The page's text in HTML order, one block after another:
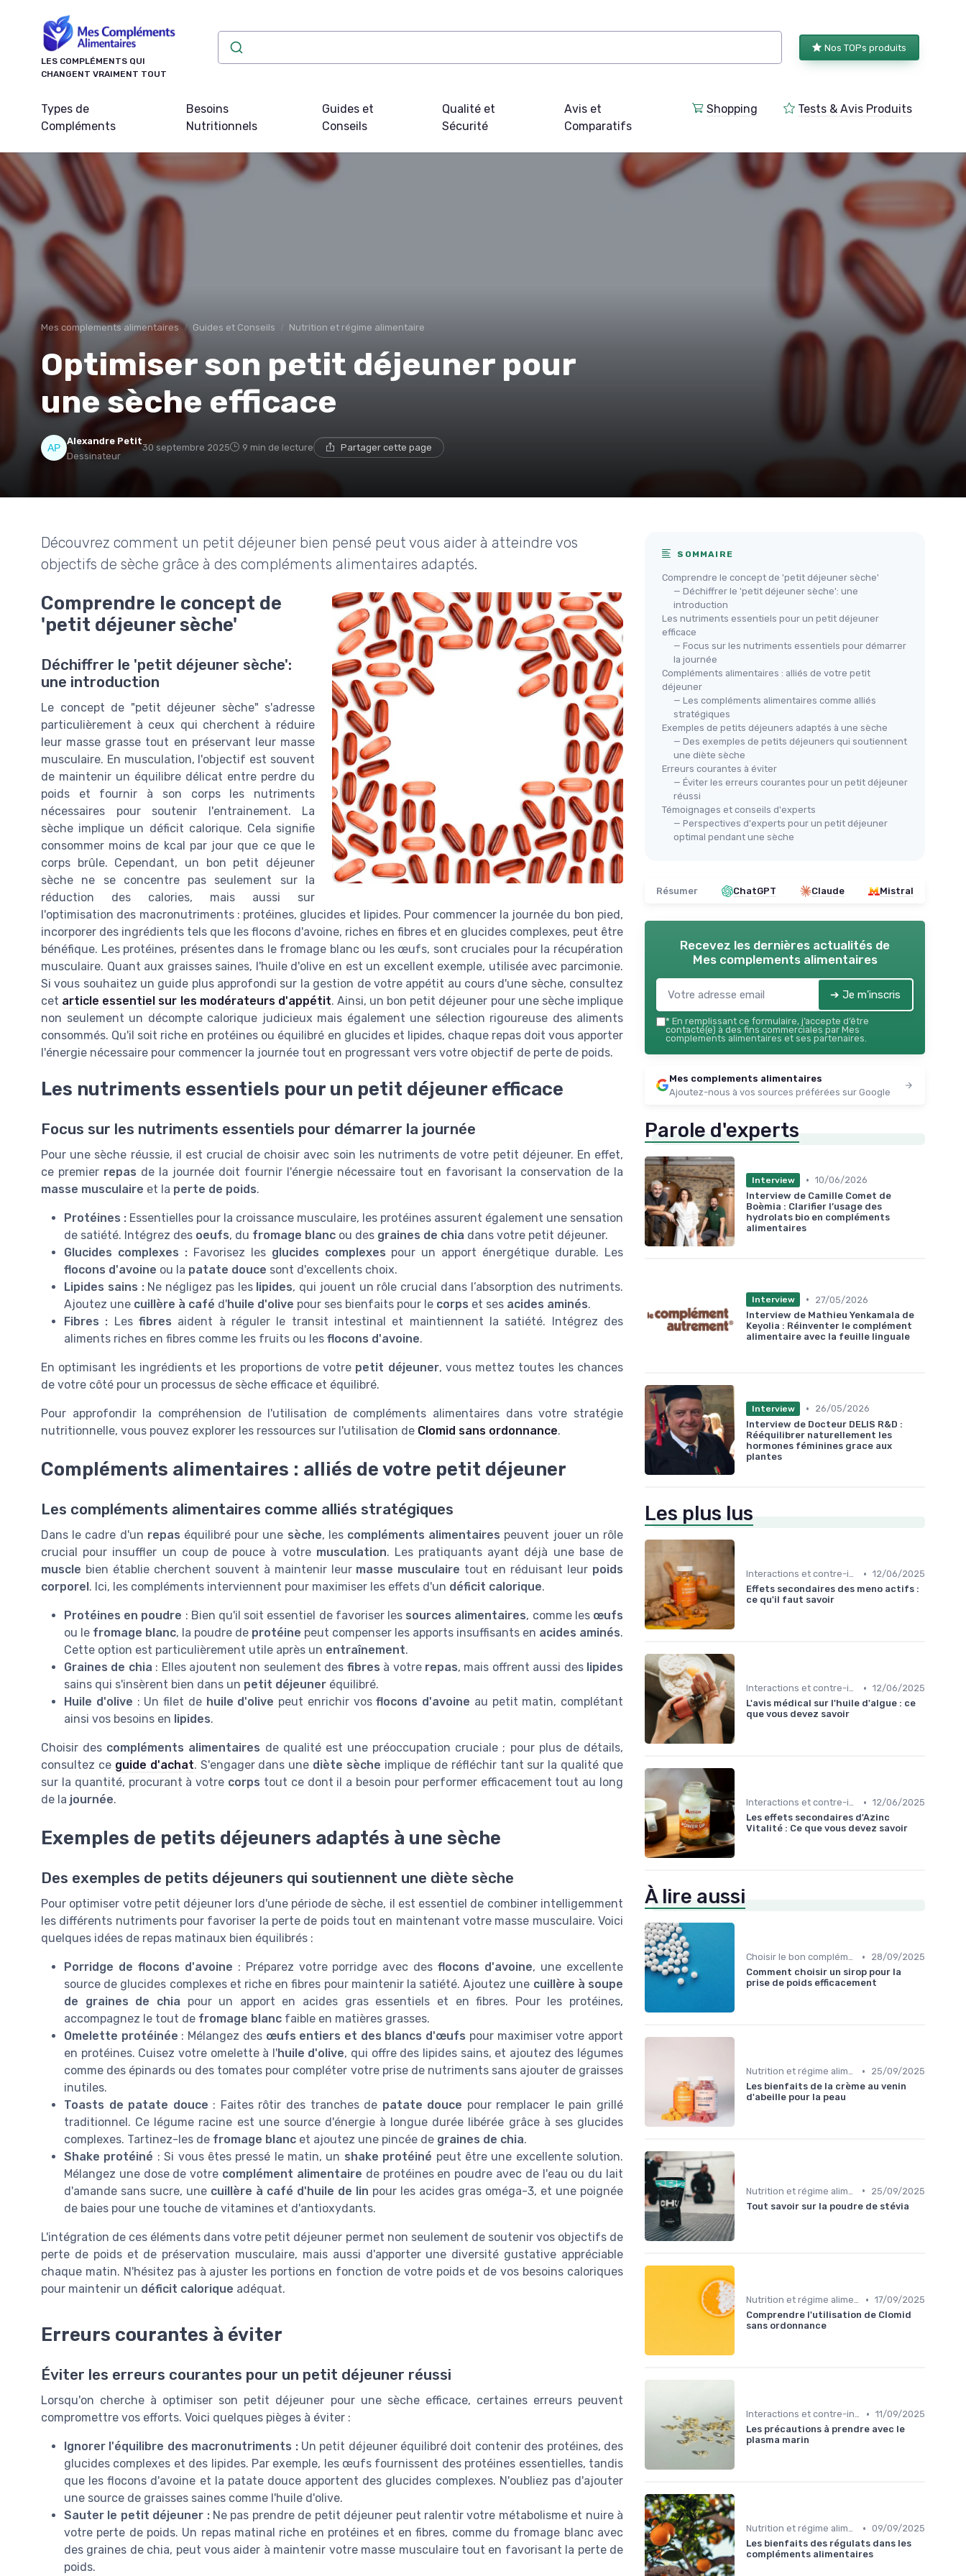
LES COMPLÉMENTS QUI
CHANGENT VRAIMENT TOUT
Nos TOPs produits
Types de
Compléments
Besoins
Nutritionnels
Guides et
Conseils
Qualité et
Sécurité
Avis et
Comparatifs
Shopping Tests & Avis Produits
Mes complements alimentaires Guides et Conseils Nutrition et régime alimentaire
Optimiser son petit déjeuner pour
une sèche efficace
Alexandre Petit
Dessinateur
30 septembre 2025 9 min de lecture Partager cette page
Découvrez comment un petit déjeuner bien pensé peut vous aider à atteindre vos
objectifs de sèche grâce à des compléments alimentaires adaptés.
Comprendre le concept de
'petit déjeuner sèche'
Déchiffrer le 'petit déjeuner sèche':
une introduction
Le concept de "petit déjeuner sèche" s'adresse
particulièrement à ceux qui cherchent à réduire
leur masse grasse tout en préservant leur masse
musculaire. En musculation, l'objectif est souvent
de maintenir un équilibre délicat entre perdre du
poids et fournir à son corps les nutriments
nécessaires pour soutenir l'entrainement. La
sèche implique un déficit calorique. Cela signifie
consommer moins de kcal par jour que ce que le
corps brûle. Cependant, un bon petit déjeuner
sèche ne se concentre pas seulement sur la
réduction des calories, mais aussi sur
l'optimisation des macronutriments : protéines, glucides et lipides. Pour commencer la journée du bon pied,
incorporer des ingrédients tels que les flocons d'avoine, riches en fibres et en glucides complexes, peut être
bénéfique. Les protéines, présentes dans le fromage blanc ou les œufs, sont cruciales pour la récupération
musculaire. Quant aux graisses saines, l'huile d'olive en est un excellent exemple, utilisée avec parcimonie.
Si vous souhaitez un guide plus approfondi sur la gestion de votre appétit au cours d'une sèche, consultez
cet article essentiel sur les modérateurs d'appétit. Ainsi, un bon petit déjeuner pour une sèche implique
non seulement un décompte calorique judicieux mais également une sélection rigoureuse des aliments
consommés. Qu'il soit riche en protéines ou équilibré en glucides et lipides, chaque repas doit vous apporter
l'énergie nécessaire pour commencer la journée tout en progressant vers votre objectif de perte de poids.
Les nutriments essentiels pour un petit déjeuner efficace
Focus sur les nutriments essentiels pour démarrer la journée
Pour une sèche réussie, il est crucial de choisir avec soin les nutriments de votre petit déjeuner. En effet,
ce premier repas de la journée doit fournir l'énergie nécessaire tout en favorisant la conservation de la
masse musculaire et la perte de poids.
Protéines : Essentielles pour la croissance musculaire, les protéines assurent également une sensation
de satiété. Intégrez des oeufs, du fromage blanc ou des graines de chia dans votre petit déjeuner.
Glucides complexes : Favorisez les glucides complexes pour un apport énergétique durable. Les
flocons d'avoine ou la patate douce sont d'excellents choix.
Lipides sains : Ne négligez pas les lipides, qui jouent un rôle crucial dans l’absorption des nutriments.
Ajoutez une cuillère à café d'huile d'olive pour ses bienfaits pour le corps et ses acides aminés.
Fibres : Lesfibres aident à réguler le transit intestinal et maintiennent la satiété. Intégrez des
aliments riches en fibres comme les fruits ou les flocons d'avoine.
En optimisant les ingrédients et les proportions de votre petit déjeuner, vous mettez toutes les chances
de votre côté pour un processus de sèche efficace et équilibré.
Pour approfondir la compréhension de l'utilisation de compléments alimentaires dans votre stratégie
nutritionnelle, vous pouvez explorer les ressources sur l'utilisation de Clomid sans ordonnance.
Compléments alimentaires : alliés de votre petit déjeuner
Les compléments alimentaires comme alliés stratégiques
Dans le cadre d'un repas équilibré pour une sèche, les compléments alimentaires peuvent jouer un rôle
crucial pour insuffler un coup de pouce à votre musculation. Les pratiquants ayant déjà une base de
muscle bien établie cherchent souvent à maintenir leur masse musculaire tout en réduisant leur poids
corporel. Ici, les compléments interviennent pour maximiser les effets d'un déficit calorique.
Protéines en poudre : Bien qu'il soit essentiel de favoriser les sources alimentaires, comme les œufs
ou le fromage blanc, la poudre de protéine peut compenser les apports insuffisants en acides aminés.
Cette option est particulièrement utile après un entraînement.
Graines de chia : Elles ajoutent non seulement des fibres à votre repas, mais offrent aussi des lipides
sains qui s'insèrent bien dans un petit déjeuner équilibré.
Huile d'olive : Un filet de huile d'olive peut enrichir vosflocons d'avoine au petit matin, complétant
ainsi vos besoins en lipides.
Choisir des compléments alimentaires de qualité est une préoccupation cruciale ; pour plus de détails,
consultez ce guide d'achat. S'engager dans une diète sèche implique de réfléchir tant sur la qualité que
sur la quantité, procurant à votre corps tout ce dont il a besoin pour performer efficacement tout au long
de la journée.
Exemples de petits déjeuners adaptés à une sèche
Des exemples de petits déjeuners qui soutiennent une diète sèche
Pour optimiser votre petit déjeuner lors d'une période de sèche, il est essentiel de combiner intelligemment
les différents nutriments pour favoriser la perte de poids tout en maintenant votre masse musculaire. Voici
quelques idées de repas matinaux bien équilibrés :
Porridge de flocons d'avoine : Préparez votre porridge avec desflocons d'avoine, une excellente
source de glucides complexes et riche en fibres pour maintenir la satiété. Ajoutez une cuillère à soupe
de graines de chia pour un apport en acides gras essentiels et en fibres. Pour les protéines,
accompagnez le tout de fromage blanc faible en matières grasses.
Omelette protéinée : Mélangez des œufs entiers et des blancs d'œufs pour maximiser votre apport
en protéines. Cuisez votre omelette à l'huile d'olive, qui offre des lipides sains, et ajoutez des légumes
comme des épinards ou des tomates pour compléter votre prise de nutriments sans ajouter de graisses
inutiles.
Toasts de patate douce : Faites rôtir des tranches de patate douce pour remplacer le pain grillé
traditionnel. Ce légume racine est une source d'énergie à longue durée libérée grâce à ses glucides
complexes. Tartinez-les de fromage blanc et ajoutez une pincée de graines de chia.
Shake protéiné : Si vous êtes pressé le matin, un shake protéiné peut être une excellente solution.
Mélangez une dose de votre complément alimentaire de protéines en poudre avec de l'eau ou du lait
d'amande sans sucre, une cuillère à café d'huile de lin pour les acides gras oméga-3, et une poignée
de baies pour une touche de vitamines et d'antioxydants.
L'intégration de ces éléments dans votre petit déjeuner permet non seulement de soutenir vos objectifs de
perte de poids et de préservation musculaire, mais aussi d'apporter une diversité gustative appréciable
chaque matin. N'hésitez pas à ajuster les portions en fonction de votre poids et de vos besoins caloriques
pour maintenir un déficit calorique adéquat.
Erreurs courantes à éviter
Éviter les erreurs courantes pour un petit déjeuner réussi
Lorsqu'on cherche à optimiser son petit déjeuner pour une sèche efficace, certaines erreurs peuvent
compromettre vos efforts. Voici quelques pièges à éviter :
Ignorer l'équilibre des macronutriments :Un petit déjeuner équilibré doit contenir des protéines, des
glucides complexes et des lipides. Par exemple, les œufs fournissent des protéines essentielles, tandis
que les flocons d'avoine et la patate douce apportent des glucides complexes. N'oubliez pas d'ajouter
une source de graisses saines comme l'huile d'olive.
Sauter le petit déjeuner :Ne pas prendre de petit déjeuner peut ralentir votre métabolisme et nuire à
votre perte de poids. Un repas matinal riche en protéines et en fibres, comme du fromage blanc avec
des graines de chia, peut vous aider à maintenir votre masse musculaire tout en favorisant la perte de
poids.
SOMMAIRE
Comprendre le concept de 'petit déjeuner sèche'
— Déchiffrer le 'petit déjeuner sèche': une
introduction
Les nutriments essentiels pour un petit déjeuner
efficace
— Focus sur les nutriments essentiels pour démarrer
la journée
Compléments alimentaires : alliés de votre petit
déjeuner
— Les compléments alimentaires comme alliés
stratégiques
Exemples de petits déjeuners adaptés à une sèche
— Des exemples de petits déjeuners qui soutiennent
une diète sèche
Erreurs courantes à éviter
— Éviter les erreurs courantes pour un petit déjeuner
réussi
Témoignages et conseils d'experts
— Perspectives d'experts pour un petit déjeuner
optimal pendant une sèche
Résumer ChatGPT Claude Mistral
Recevez les dernières actualités de
Mes complements alimentaires
➔ Je m'inscris
* En remplissant ce formulaire, j’accepte d’être
contacté(e) à des fins commerciales par Mes
complements alimentaires et ses partenaires.
Mes complements alimentaires
Ajoutez-nous à vos sources préférées sur Google
Parole d'experts
Interview • 10/06/2026
Interview de Camille Comet de
Boèmia : Clarifier l’usage des
hydrolats bio en compléments
alimentaires
Interview •
27/05/2026
Interview de Mathieu Yenkamala de
Keyolia : Réinventer le complément
alimentaire avec la feuille linguale
Interview •
26/05/2026
Interview de Docteur DELIS R&D :
Rééquilibrer naturellement les
hormones féminines grace aux
plantes
Les plus lus
Interactions et contre-indications • 12/06/2025
Effets secondaires des meno actifs :
ce qu'il faut savoir
Interactions et contre-indications • 12/06/2025
L'avis médical sur l'huile d'algue : ce
que vous devez savoir
Interactions et contre-indications • 12/06/2025
Les effets secondaires d'Azinc
Vitalité : Ce que vous devez savoir
À lire aussi
Choisir le bon complément •
28/09/2025
Comment choisir un sirop pour la
prise de poids efficacement
Nutrition et régime alimentaire •
25/09/2025
Les bienfaits de la crème au venin
d'abeille pour la peau
•
25/09/2025
Tout savoir sur la poudre de stévia
Nutrition et régime alimentaire • 17/09/2025
Comprendre l'utilisation de Clomid
sans ordonnance
Interactions et contre-indications • 11/09/2025
Les précautions à prendre avec le
plasma marin
Nutrition et régime alimentaire • 09/09/2025
Les bienfaits des régulats dans les
compléments alimentaires